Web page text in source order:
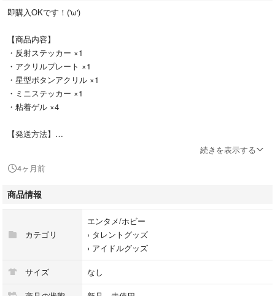
即購入OKです！('ω')
【商品内容】
・反射ステッカー ×1
・アクリルプレート ×1
・星型ボタンアクリル ×1
・ミニステッカー ×1
・粘着ゲル ×4
【発送方法】
匿名配送・防水梱包で丁寧にお届けいたします。安心してご利用くださ
#NCT #NCT127 #NCTDREAM #NCTU #WayV #wish
#ペンライトアクリル #エヌシーティー #新鈍器 #草鈍器
#マーク #ヘチャン #ジェミン #ロンジュン #ジェノ
#チョンロ #チソン #テン #テイル #ヤンヤン #ヘンドリー
#ウィンウィン #ドヨン #サクヤ #リク #ジェヒ #リョウ #シオン
#たまあり #SSA #WICHU #ウィチュ
続きを表示する
4ヶ月前
商品情報
カテゴリ
エンタメ/ホビー
› タレントグッズ
› アイドルグッズ
サイズ なし